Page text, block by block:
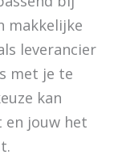
makkelijke
leverancier
met je te
kan
en jouw het